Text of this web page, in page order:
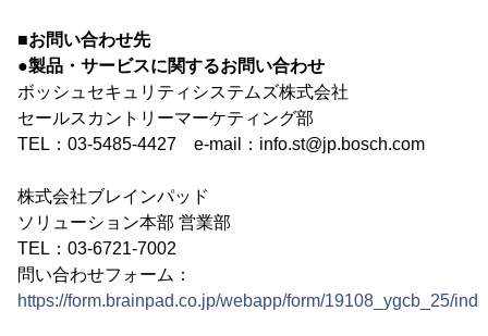
■お問い合わせ先
●製品・サービスに関するお問い合わせ
ボッシュセキュリティシステムズ株式会社
セールスカントリーマーケティング部
TEL：03-5485-4427 e-mail：info.st@jp.bosch.com
株式会社ブレインパッド
ソリューション本部 営業部
TEL：03-6721-7002
問い合わせフォーム：
https://form.brainpad.co.jp/webapp/form/19108_ygcb_25/